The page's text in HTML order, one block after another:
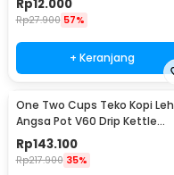
Rp12.000
Rp27.900 57%
+ Keranjang
One Two Cups Teko Kopi
Angsa Pot V60 Drip Kettle
960ml - RF-15
Rp143.100
Rp217.900 35%